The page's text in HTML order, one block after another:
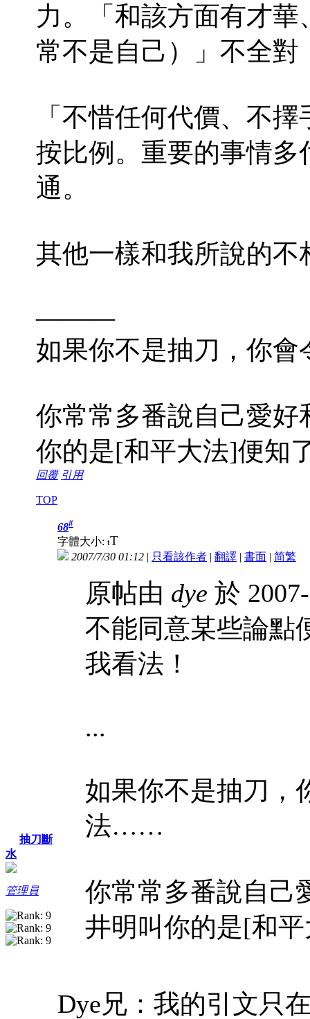
力。「和該方面有才
常不是自己）」不全對
「不惜任何代價、不
按比例。重要的事情
通。
其他一樣和我所說的不
———
如果你不是抽刀，你
你常常多番說自己愛
你的是[和平大法]便知
回覆 引用
TOP
抽刀斷
水
管理員
68#
字體大小: tT
2007/7/30 01:12 | 只看該作者 | 翻譯 | 書面 | 简繁
原帖由 dye 於
不能同意某些論點
我看法！
...
如果你不是抽刀，
法……
你常常多番說自己
井明叫你的是[和
Dye兄：我的引文只